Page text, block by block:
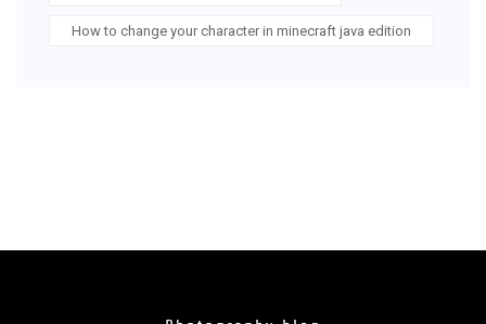
How to change your character in minecraft java edition